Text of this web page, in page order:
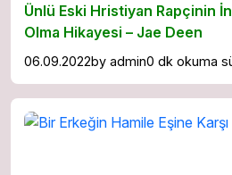
Ünlü Eski Hristiyan Rapçinin
Olma Hikayesi – Jae Deen
06.09.2022by admin0 dk okuma